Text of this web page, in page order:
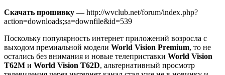
Скачать прошивку —http://wvclub.net/forum/index.php?
action=downloads;sa=downfile&id=539
Поскольку популярность интернет приложений возросла с
выходом премиальной модели World Vision Premium, то не
остались без внимания и новые телеприставки World Vision
T62M и World Vision T62D, альтернативный просмотр